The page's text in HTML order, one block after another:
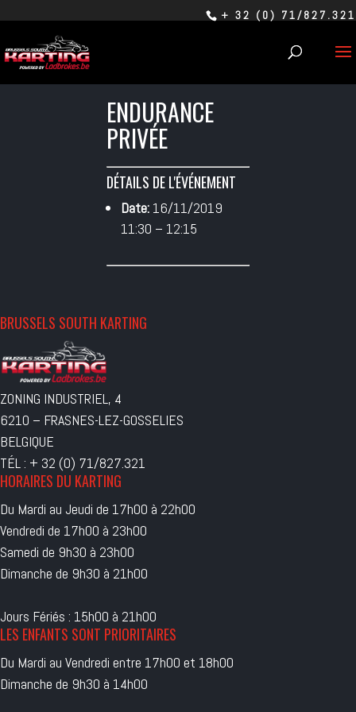
+ 32 (0) 71/827.321
ENDURANCE
PRIVÉE
DÉTAILS DE L'ÉVÉNEMENT
Date: 16/11/2019
11:30 – 12:15
BRUSSELS SOUTH KARTING
ZONING INDUSTRIEL, 4
6210 – FRASNES-LEZ-GOSSELIES
BELGIQUE
TÉL : + 32 (0) 71/827.321
HORAIRES DU KARTING
Du Mardi au Jeudi de 17h00 à 22h00
Vendredi de 17h00 à 23h00
Samedi de 9h30 à 23h00
Dimanche de 9h30 à 21h00
Jours Fériés : 15h00 à 21h00
LES ENFANTS SONT PRIORITAIRES
Du Mardi au Vendredi entre 17h00 et 18h00
Dimanche de 9h30 à 14h00